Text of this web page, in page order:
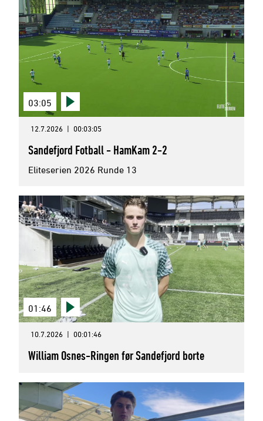
03:05
12.7.2026 | 00:03:05
Sandefjord Fotball - HamKam 2-2
Eliteserien 2026 Runde 13
01:46
10.7.2026 | 00:01:46
William Osnes-Ringen før Sandefjord borte